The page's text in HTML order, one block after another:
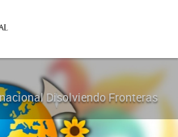
Disolviendo Fronteras